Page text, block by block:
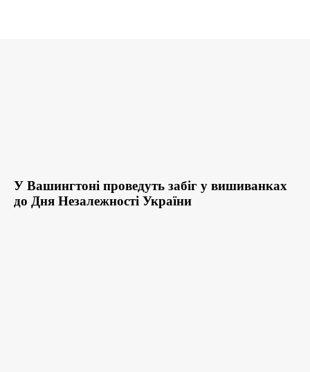
У Вашингтоні проведуть забіг у вишиванках
до Дня Незалежності України